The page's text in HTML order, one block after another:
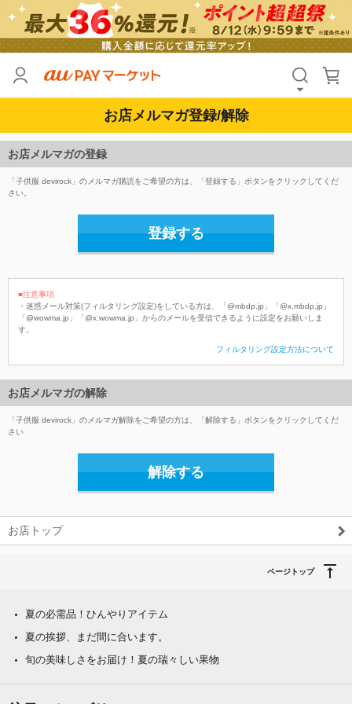
お店メルマガ登録/解除
お店メルマガの登録
「子供服 devirock」のメルマガ購読をご希望の方は、「登録する」ボタンをクリックしてくだ
さい。
登録する
■注意事項
・迷惑メール対策(フィルタリング設定)をしている方は、「@mbdp.jp」「@x.mbdp.jp」
「@wowma.jp」「@x.wowma.jp」からのメールを受信できるように設定をお願いしま
す。
フィルタリング設定方法について
お店メルマガの解除
「子供服 devirock」のメルマガ解除をご希望の方は、「解除する」ボタンをクリックしてくだ
さい
解除する
お店トップ
ページトップ
夏の必需品！ひんやりアイテム
夏の挨拶、まだ間に合います。
旬の美味しさをお届け！夏の瑞々しい果物